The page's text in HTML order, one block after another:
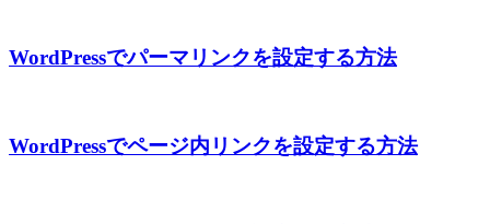
WordPressでパーマリンクを設定する方法
WordPressでページ内リンクを設定する方法